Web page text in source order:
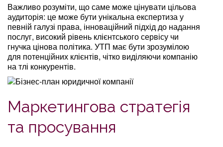
Важливо розуміти, що саме може цінувати цільова
аудиторія: це може бути унікальна експертиза у
певній галузі права, інноваційний підхід до надання
послуг, високий рівень клієнтського сервісу чи
гнучка цінова політика. УТП має бути зрозумілою
для потенційних клієнтів, чітко виділяючи компанію
на тлі конкурентів.
Маркетингова стратегія
та просування